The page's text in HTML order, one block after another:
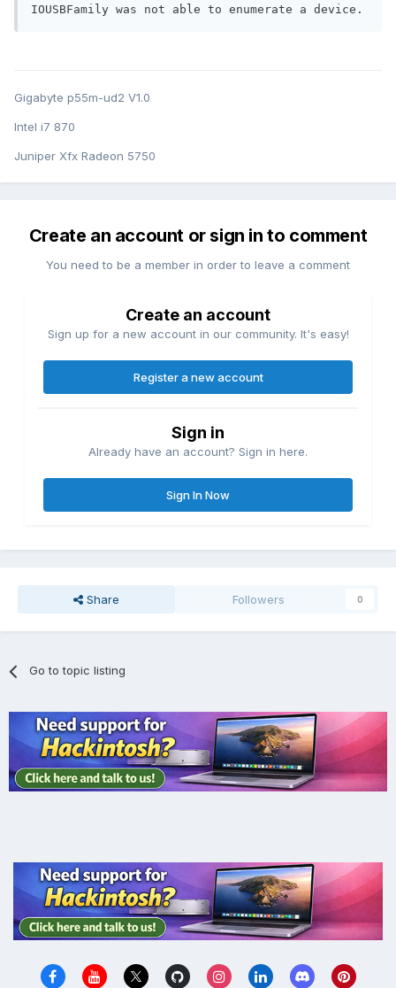
IOUSBFamily was not able to enumerate a device.
Gigabyte p55m-ud2 V1.0
Intel i7 870
Juniper Xfx Radeon 5750
Create an account or sign in to comment
You need to be a member in order to leave a comment
Create an account
Sign up for a new account in our community. It's easy!
Register a new account
Sign in
Already have an account? Sign in here.
Sign In Now
Share Followers 0
Go to topic listing